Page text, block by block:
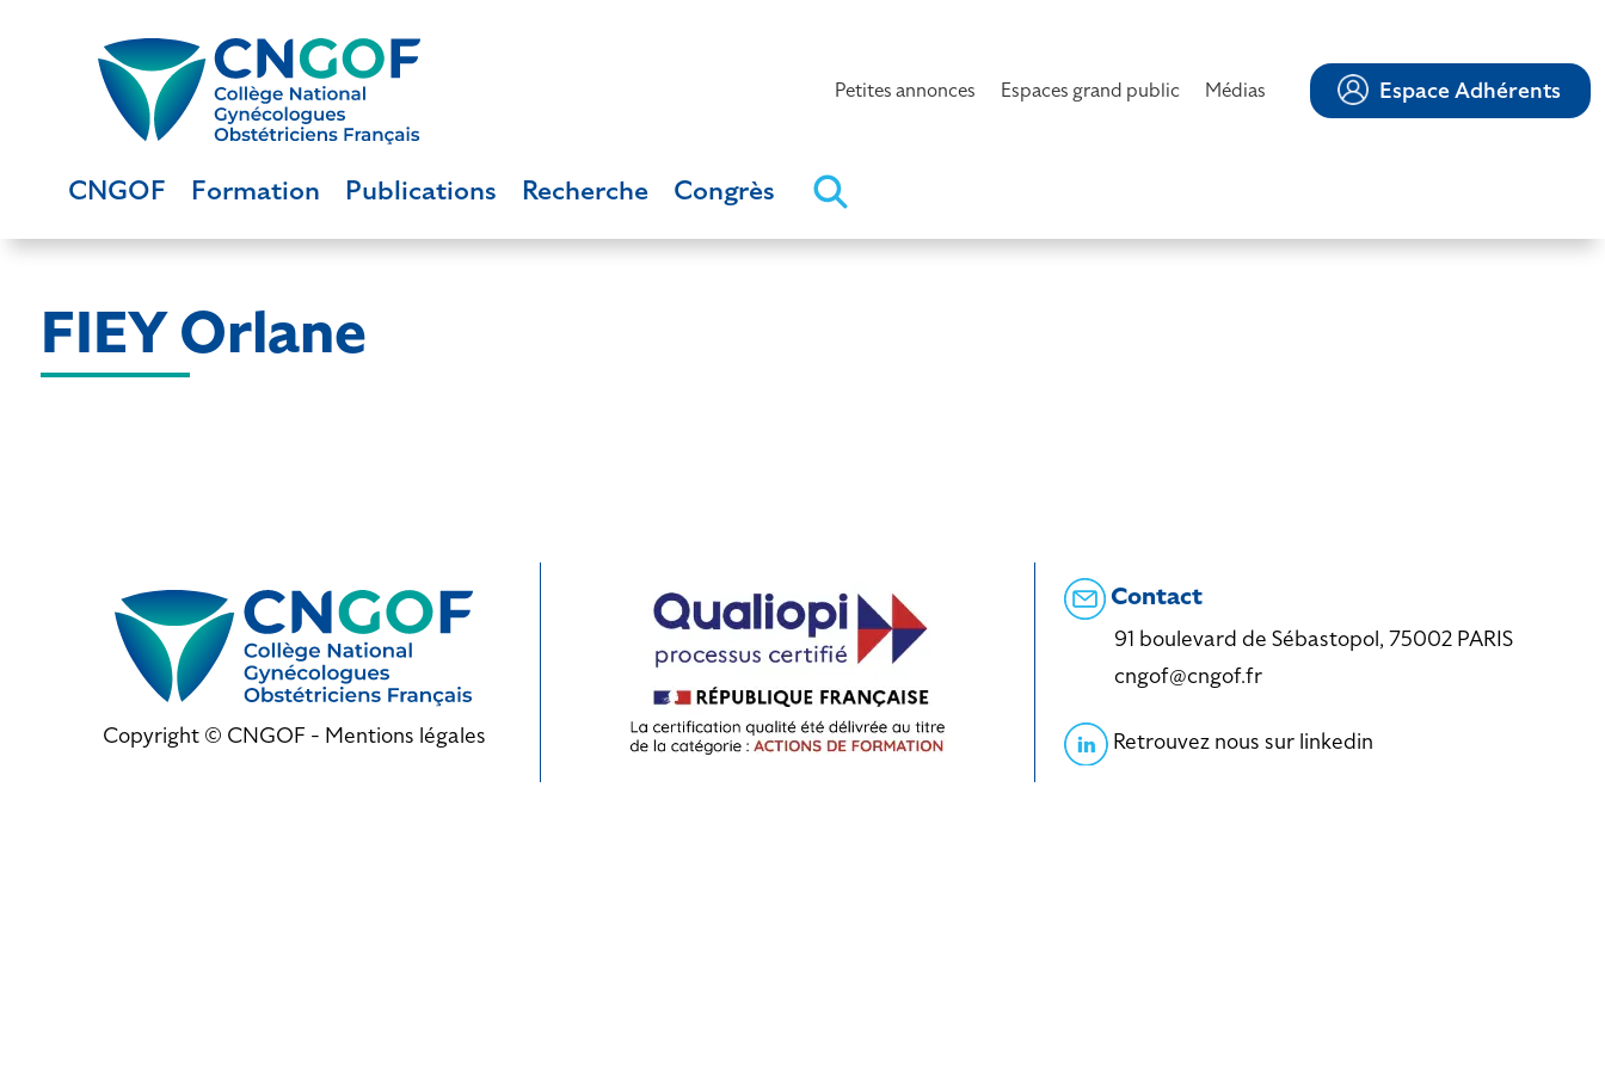
Petites annonces Espaces grand public Médias Espace Adhérents
CNGOF Formation Publications Recherche Congrès
FIEY Orlane
Copyright © CNGOF - Mentions légales
Contact
91 boulevard de Sébastopol, 75002 PARIS
cngof@cngof.fr
Retrouvez nous sur linkedin